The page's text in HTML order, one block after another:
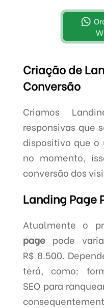
Criação de
Conversão
Criamos
responsivas que
dispositivo que
no momento,
conversão dos
Landing Page
Atualmente o
pagepode
R$ 8.500.
terá, como:
SEO para